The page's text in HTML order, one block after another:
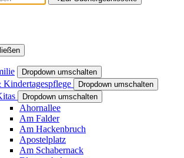
Dropdown umschalten
Dropdown umschalten
Dropdown umschalten
Ahornallee
Am Falder
Am Hackenbruch
Apostelplatz
Am Schabernack